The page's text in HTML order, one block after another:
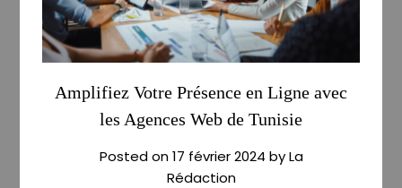
Amplifiez Votre Présence en Ligne avec
les Agences Web de Tunisie
Posted on17 février 2024 byLa
Rédaction